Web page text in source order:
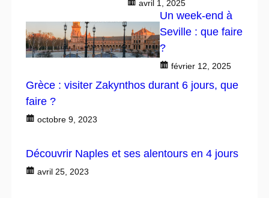
avril 1, 2025
Un week-end à
Seville : que faire
?
février 12, 2025
Grèce : visiter Zakynthos durant 6 jours, que
faire ?
octobre 9, 2023
Découvrir Naples et ses alentours en 4 jours
avril 25, 2023